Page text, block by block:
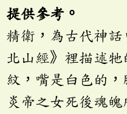
提供參考。
精衛，為古代神話
北山經》裡描述
紋，嘴是白色的
炎帝之女死後魂